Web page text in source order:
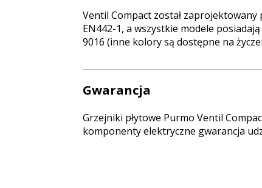
Ventil Compact został
EN442-1, a wszystkie modele
9016 (inne kolory są dostępne na
Gwarancja
Grzejniki płytowe Purmo Ventil
komponenty elektryczne gwarancja